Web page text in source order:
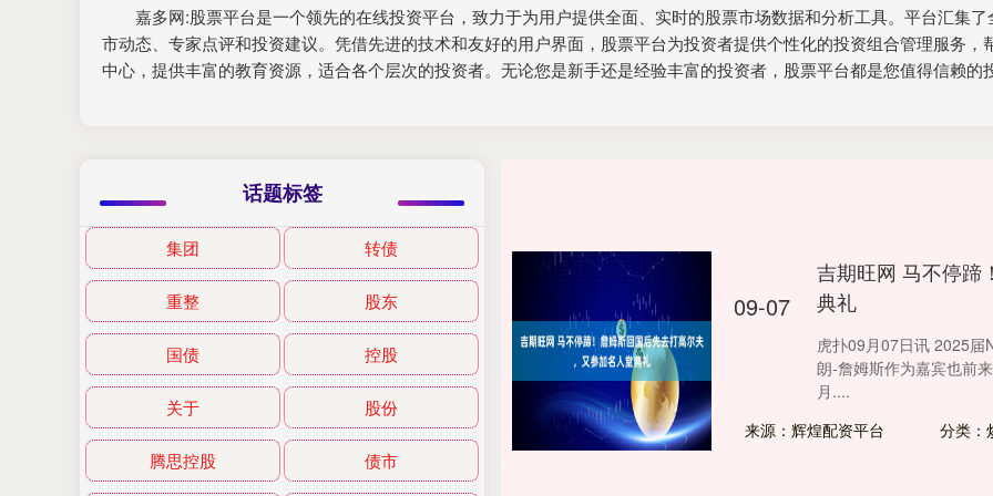
嘉多网:股票平台是一个领先的在线投资平台，致力于为用户提供全面、实时的股票市场数据和分析工具。平台汇集
市动态、专家点评和投资建议。凭借先进的技术和友好的用户界面，股票平台为投资者提供个性化的投资组合管理服务
中心，提供丰富的教育资源，适合各个层次的投资者。无论您是新手还是经验丰富的投资者，股票平台都是您值得信赖的
09-07
吉期旺网 马不停蹄
典礼
虎扑09月07日讯 2025届
朗-詹姆斯作为嘉宾也前
月....
来源：辉煌配资平台
分类：
话题标签
集团 转债
重整 股东
国债 控股
关于 股份
腾思控股 债市